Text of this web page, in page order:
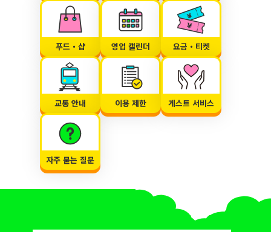
푸드・샵 영업 캘린더 요금・티켓
교통 안내 이용 제한 게스트 서비스
자주 묻는 질문